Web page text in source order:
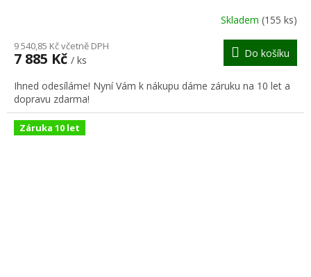
R
M
A
Skladem (155 ks)
9 540,85 Kč včetně DPH
7 885 Kč / ks
Do košíku
Ihned odesíláme! Nyní Vám k nákupu dáme záruku na 10 let a
dopravu zdarma!
Záruka 10 let